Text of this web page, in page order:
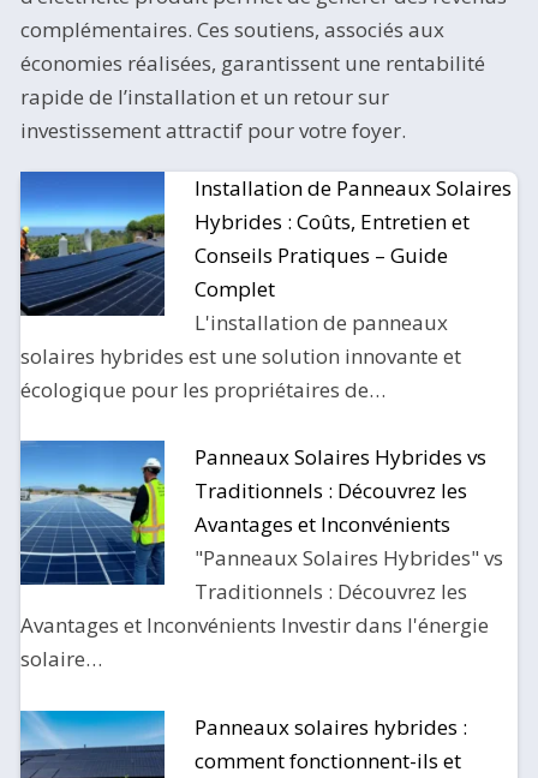
complémentaires. Ces soutiens, associés aux
économies réalisées, garantissent une rentabilité
rapide de l’installation et un retour sur
investissement attractif pour votre foyer.
Installation de Panneaux Solaires
Hybrides : Coûts, Entretien et
Conseils Pratiques – Guide
Complet
L'installation de panneaux
solaires hybrides est une solution innovante et
écologique pour les propriétaires de…
Panneaux Solaires Hybrides vs
Traditionnels : Découvrez les
Avantages et Inconvénients
"Panneaux Solaires Hybrides" vs
Traditionnels : Découvrez les
Avantages et Inconvénients Investir dans l'énergie
solaire…
Panneaux solaires hybrides :
comment fonctionnent-ils et